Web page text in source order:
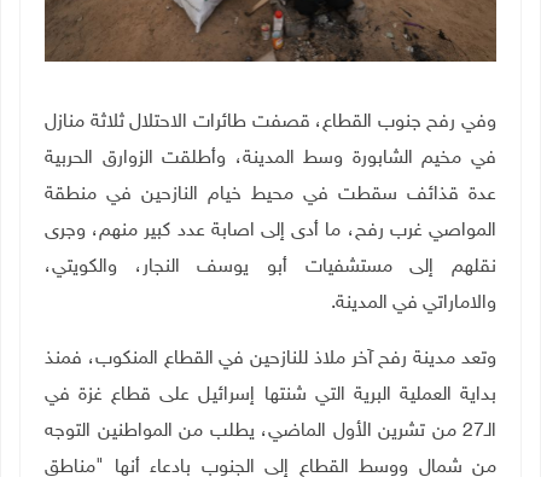
وفي رفح جنوب القطاع، قصفت طائرات الاحتلال ثلاثة منازل
في مخيم الشابورة وسط المدينة، وأطلقت الزوارق الحربية
عدة قذائف سقطت في محيط خيام النازحين في منطقة
المواصي غرب رفح، ما أدى إلى اصابة عدد كبير منهم، وجرى
نقلهم إلى مستشفيات أبو يوسف النجار، والكويتي،
والاماراتي في المدينة.
وتعد مدينة رفح آخر ملاذ للنازحين في القطاع المنكوب، فمنذ
بداية العملية البرية التي شنتها إسرائيل على قطاع غزة في
الـ27 من تشرين الأول الماضي، يطلب من المواطنين التوجه
من شمال ووسط القطاع إلى الجنوب بادعاء أنها "مناطق